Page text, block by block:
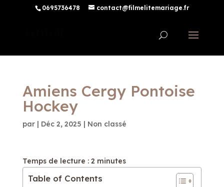
0695736478 contact@filmelitemariage.fr
Amiens Cergy Pontoise
Hockey
par | Déc 2, 2025 | Non classé
Temps de lecture : 2 minutes
Table of Contents